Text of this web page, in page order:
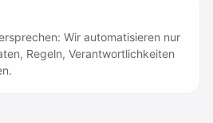
Wir automatisieren nur
Regeln, Verantwortlichkeiten